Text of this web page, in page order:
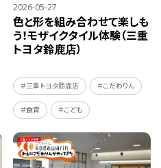
2026-05-27
色と形を組み合わせて楽しも
う！モザイクタイル体験（三重
トヨタ鈴鹿店）
＃三重トヨタ鈴鹿店 ＃こだわりん
＃食育 ＃こども